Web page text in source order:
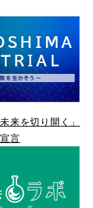
来を切り開く」
言